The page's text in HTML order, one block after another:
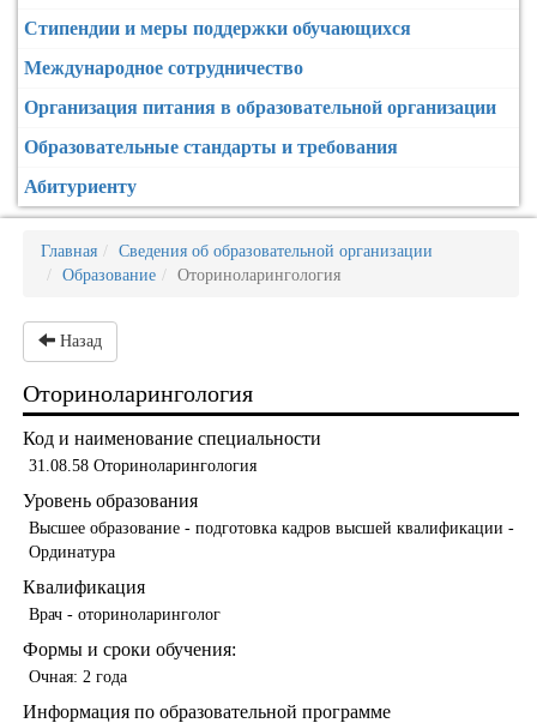
Стипендии и меры поддержки обучающихся
Международное сотрудничество
Организация питания в образовательной организации
Образовательные стандарты и требования
Абитуриенту
Главная
Сведения об образовательной организации
Образование
Оториноларингология
Назад
Оториноларингология
Код и наименование специальности
31.08.58 Оториноларингология
Уровень образования
Высшее образование - подготовка кадров высшей квалификации -
Ординатура
Квалификация
Врач - оториноларинголог
Формы и сроки обучения:
Очная: 2 года
Информация по образовательной программе